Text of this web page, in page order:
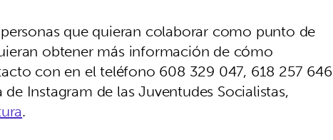
que quieran colaborar como punto de
obtener más información de cómo
con en el teléfono 608 329 047, 618 257 646
Instagram de las Juventudes Socialistas,
.